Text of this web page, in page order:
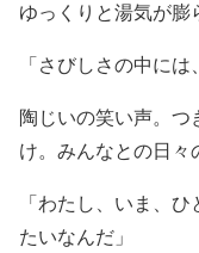
ゆっくりと湯気が膨
「さびしさの中に
陶じいの笑い声。
け。みんなとの日々
「わたし、いま、
たいなんだ」